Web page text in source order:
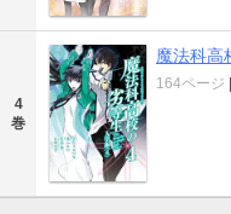
4
巻
魔法科高
164ページ |